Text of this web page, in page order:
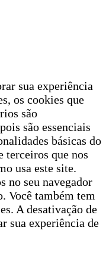
sua experiência
os cookies que
são
são essenciais
básicas do
terceiros que nos
usa este site.
no seu navegador
Você também tem
A desativação de
sua experiência de